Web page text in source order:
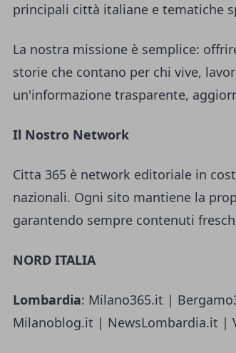
principali città italiane e tematiche
La nostra missione è semplice:
storie che contano per chi vive,
un'informazione trasparente,
Il Nostro Network
Citta 365 è network editoriale in
nazionali. Ogni sito mantiene la
garantendo sempre contenuti
NORD ITALIA
Lombardia: Milano365.it |
Milanoblog.it | NewsLombardia.it |